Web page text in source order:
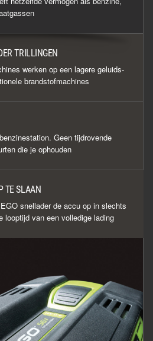
TRILLINGEN
werken op een lagere geluids-
brandstofmachines
Geen tijdrovende
die je ophouden
TE SLAAN
snellader de accu op in slechts
looptijd van een volledige lading